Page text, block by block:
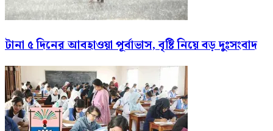
টানা ৫ দিনের আবহাওয়া পূর্বাভাস, বৃষ্টি নিয়ে বড় দুঃসংবাদ